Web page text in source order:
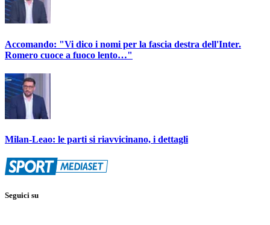
Accomando: "Vi dico i nomi per la fascia destra dell'Inter.
Romero cuoce a fuoco lento…"
Milan-Leao: le parti si riavvicinano, i dettagli
Seguici su